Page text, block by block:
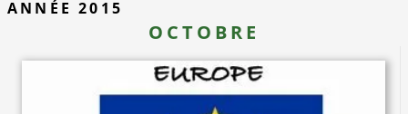
ANNÉE 2015
OCTOBRE